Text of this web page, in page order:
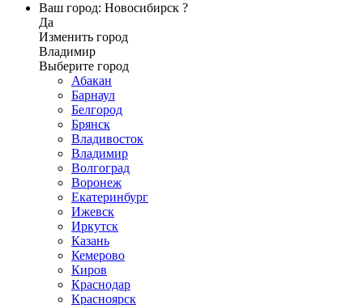
Ваш город: Новосибирск ?
Да
Изменить город
Владимир
Выберите город
Абакан
Барнаул
Белгород
Брянск
Владивосток
Владимир
Волгоград
Воронеж
Екатеринбург
Ижевск
Иркутск
Казань
Кемерово
Киров
Краснодар
Красноярск